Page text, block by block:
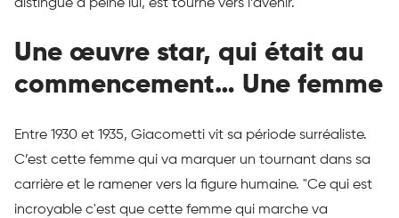
distingue à peine lui, est tourné vers l’avenir.
Une œuvre star, qui était au
commencement… Une femme
Entre 1930 et 1935, Giacometti vit sa période surréaliste.
C’est cette femme qui va marquer un tournant dans sa
carrière et le ramener vers la figure humaine. "Ce qui est
incroyable c'est que cette femme qui marche va